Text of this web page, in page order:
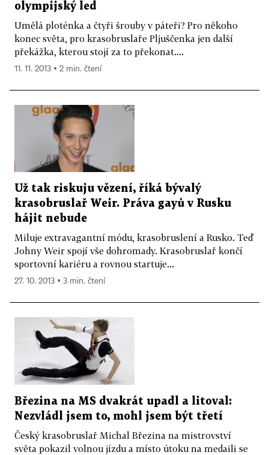
olympijský led
Umělá ploténka a čtyři šrouby v páteři? Pro někoho
konec světa, pro krasobruslaře Pljuščenka jen další
překážka, kterou stojí za to překonat....
11. 11. 2013 ▪ 2 min. čtení
Už tak riskuju vězení, říká bývalý
krasobruslař Weir. Práva gayů v Rusku
hájit nebude
Miluje extravagantní módu, krasobruslení a Rusko. Teď
Johny Weir spojí vše dohromady. Krasobruslař končí
sportovní kariéru a rovnou startuje...
27. 10. 2013 ▪ 3 min. čtení
Březina na MS dvakrát upadl a litoval:
Nezvládl jsem to, mohl jsem být třetí
Český krasobruslař Michal Březina na mistrovství
světa pokazil volnou jízdu a místo útoku na medaili se